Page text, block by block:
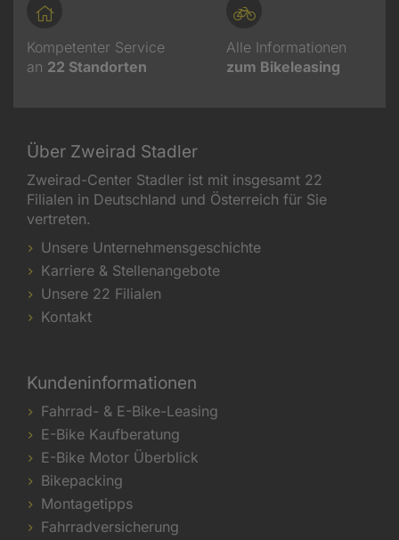
Kompetenter Service
an 22 Standorten
Alle Informationen
zum Bikeleasing
Über Zweirad Stadler
Zweirad-Center Stadler ist mit insgesamt 22
Filialen in Deutschland und Österreich für Sie
vertreten.
Unsere Unternehmensgeschichte
Karriere & Stellenangebote
Unsere 22 Filialen
Kontakt
Kundeninformationen
Fahrrad- & E-Bike-Leasing
E-Bike Kaufberatung
E-Bike Motor Überblick
Bikepacking
Montagetipps
Fahrradversicherung